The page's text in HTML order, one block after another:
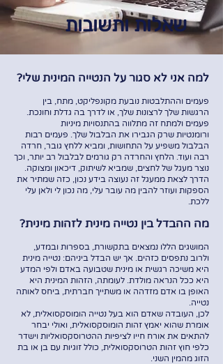
שאלות ותשובות
למה אני לא סגור על הנטייה המינית שלי?
פעמים וההתלבטות נובעת מקונפליקט, מתח, בין
הרגשות שלך לרצונות שלך, או לדרך בה גדלת וחונכת.
פעמים ולמתח זה מתלווה בהתנסויות מיניות
ורומנטיות שרק הגבירו את הבלבול שלך. פעמים רבות
הבלבול משפיע על התחושות, ומביא ללחץ גובר, חרדה
רבה ועוד. הלחץ והחרדה רק גורמים לבלבול רב יותר, וכך
נוצר מעגל של לחצים, שמביא לשיתוק, דיכאון ומצוקה.
הדרך לצאת ממעגל זה נעוצה בידע נכון, כזה שמתיר את
הספקות ועוזר להבין מה עובר עלי, מה נכון לי ולאן עלי
ללכת.
מה ההבדל בין נטייה מינית לזהות מינית?
המושגים הללו נמצאים בתקשורת, בספרות ובמדע,
ולרוב נתפסים כזהים. אך יש הבדל ביניהם: נטייה מינית
היא משיכה רגשית או מינית שטבועה באדם ולפי המדע
היא ככל הנראה מולדת. לעומתה, הזהות המינית היא
האופן בו אדם מזדהה או משתייך חברתית, ביחס לאותה
נטייה.
לכן, העובדה שאדם הוא בעל נטייה הומוסקסואלית, לא
אומרת שהוא יאמץ זהות הומוסקסואלית, ואולי יבחר
להתאים את אורח חייו לציפיות ההטרוסקסואליות וישדר
כלפי חוץ זהות הטרוסקסואלית, כולל זוגיות עם בן או בת
הזוג מהמין השני.